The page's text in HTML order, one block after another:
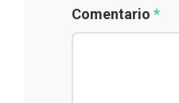
Comentario *